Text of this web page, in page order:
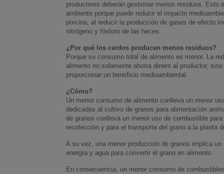
productores deberán gestionar menos residuos. Esto
ambiente porque puede reducir el impacto
porcina, al reducir la producción de gases de efecto
nitrógeno y fósforo de las heces.
¿Por qué los cerdos producen menos residuos?
Porque su consumo total de alimento es menor. La
alimento no solamente ahorra dinero al productor,
proporcionar un beneficio medioambiental.
¿Cómo?
Un menor consumo de alimento conlleva un menor
dedicados al cultivo de granos para alimentación
de granos conlleva un menor uso de combustible
recolección y para el transporte del grano a la planta
A su vez, una menor producción de granos implica un
energía y agua para convertir el grano en alimento.
En consecuencia, un menor consumo de